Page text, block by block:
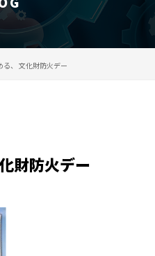
る、 文化財防火デー
財防火デー